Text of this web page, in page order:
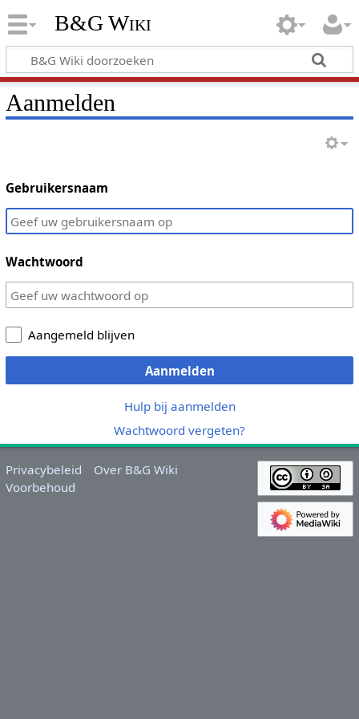
B&G Wiki
Aanmelden
Gebruikersnaam
Wachtwoord
Aangemeld blijven
Aanmelden
Hulp bij aanmelden
Wachtwoord vergeten?
Privacybeleid
Over B&G Wiki
Voorbehoud